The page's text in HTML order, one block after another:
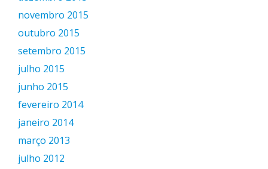
novembro 2015
outubro 2015
setembro 2015
julho 2015
junho 2015
fevereiro 2014
janeiro 2014
março 2013
julho 2012